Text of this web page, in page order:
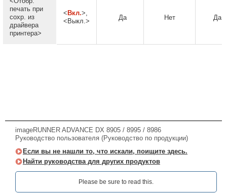
печать при
сохр. из
драйвера
принтера>
< Вкл.>,
<Выкл.>
Да Нет Да
imageRUNNER ADVANCE DX 8905 / 8995 / 8986
Руководство пользователя (Руководство по продукции)
Если вы не нашли то, что искали, поищите здесь.
Найти руководства для других продуктов
Please be sure to read this.‎